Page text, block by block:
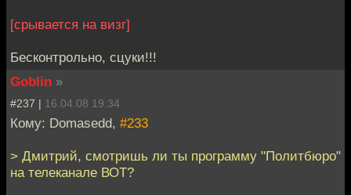
[срывается на визг]
Бесконтрольно, сцуки!!!
Goblin »
#237 | 16.04.08 19:34
Кому: Domasedd, #233
> Дмитрий, смотришь ли ты программу "Политбюро"
на телеканале ВОТ?